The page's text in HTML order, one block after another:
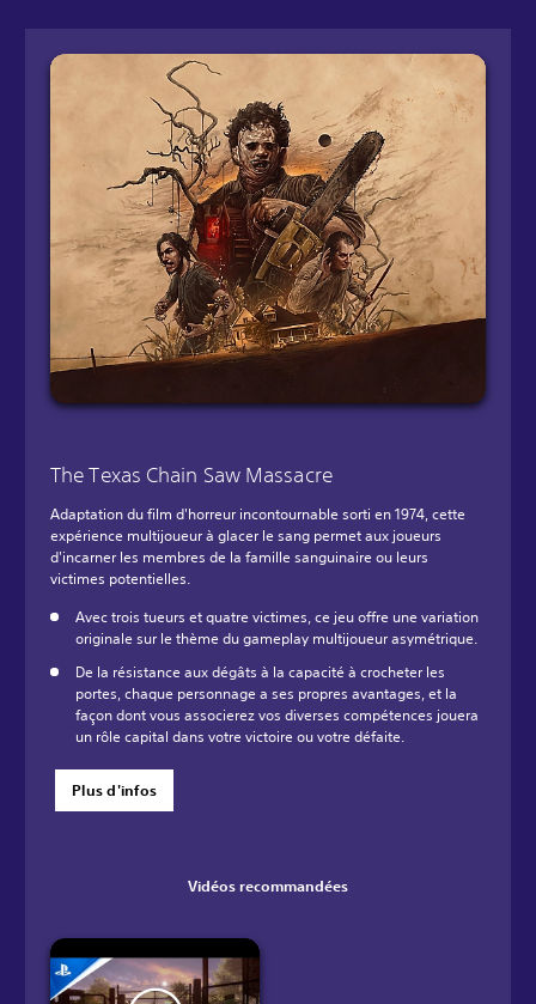
The Texas Chain Saw Massacre
Adaptation du film d'horreur incontournable sorti en 1974, cette
expérience multijoueur à glacer le sang permet aux joueurs
d'incarner les membres de la famille sanguinaire ou leurs
victimes potentielles.
Avec trois tueurs et quatre victimes, ce jeu offre une variation
originale sur le thème du gameplay multijoueur asymétrique.
De la résistance aux dégâts à la capacité à crocheter les
portes, chaque personnage a ses propres avantages, et la
façon dont vous associerez vos diverses compétences jouera
un rôle capital dans votre victoire ou votre défaite.
Plus d'infos
Vidéos recommandées